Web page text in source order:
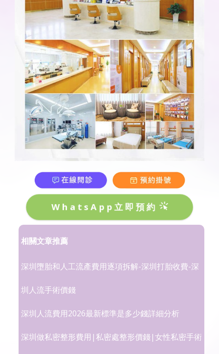
WhatsApp立即預約
相關文章推薦
深圳墮胎和人工流產費用逐項拆解-深圳打胎收費-深
圳人流手術價錢
深圳人流費用2026最新標準是多少錢詳細分析
深圳做私密整形費用|私密處整形價錢|女性私密手術